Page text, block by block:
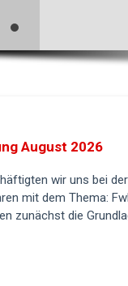
August 2026
wir uns bei
mit dem Thema:
zunächst die